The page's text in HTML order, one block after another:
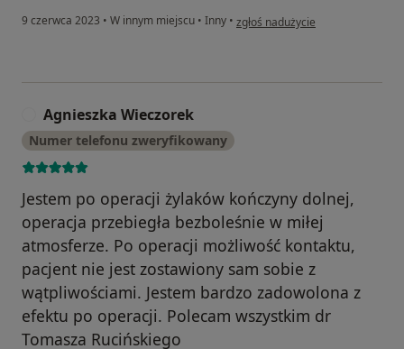
9 czerwca 2023 • W innym miejscu • Inny • w opinii użytkownika Marzena
zgłoś nadużycie
Agnieszka Wieczorek
Numer telefonu zweryfikowany
Jestem po operacji żylaków kończyny dolnej,
operacja przebiegła bezboleśnie w miłej
atmosferze. Po operacji możliwość kontaktu,
pacjent nie jest zostawiony sam sobie z
wątpliwościami. Jestem bardzo zadowolona z
efektu po operacji. Polecam wszystkim dr
Tomasza Rucińskiego